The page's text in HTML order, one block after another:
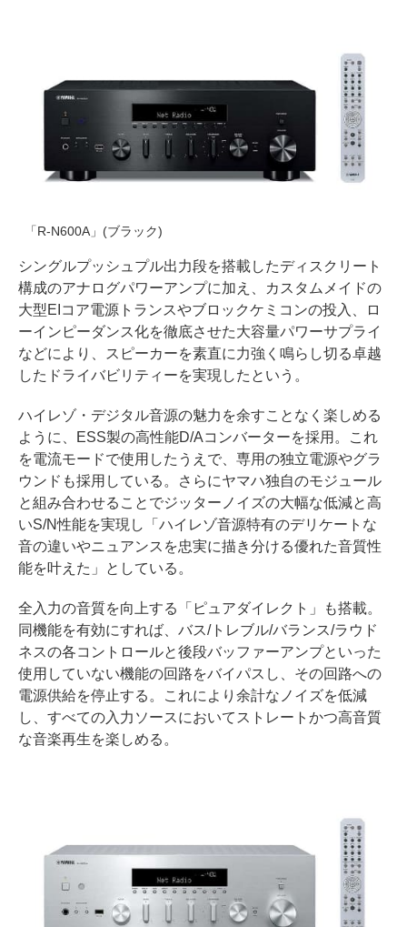
「R-N600A」(ブラック)
シングルプッシュプル出力段を搭載したディスクリート
構成のアナログパワーアンプに加え、カスタムメイドの
大型EIコア電源トランスやブロックケミコンの投入、ロ
ーインピーダンス化を徹底させた大容量パワーサプライ
などにより、スピーカーを素直に力強く鳴らし切る卓越
したドライバビリティーを実現したという。
ハイレゾ・デジタル音源の魅力を余すことなく楽しめる
ように、ESS製の高性能D/Aコンバーターを採用。これ
を電流モードで使用したうえで、専用の独立電源やグラ
ウンドも採用している。さらにヤマハ独自のモジュール
と組み合わせることでジッターノイズの大幅な低減と高
いS/N性能を実現し「ハイレゾ音源特有のデリケートな
音の違いやニュアンスを忠実に描き分ける優れた音質性
能を叶えた」としている。
全入力の音質を向上する「ピュアダイレクト」も搭載。
同機能を有効にすれば、バス/トレブル/バランス/ラウド
ネスの各コントロールと後段バッファーアンプといった
使用していない機能の回路をバイパスし、その回路への
電源供給を停止する。これにより余計なノイズを低減
し、すべての入力ソースにおいてストレートかつ高音質
な音楽再生を楽しめる。